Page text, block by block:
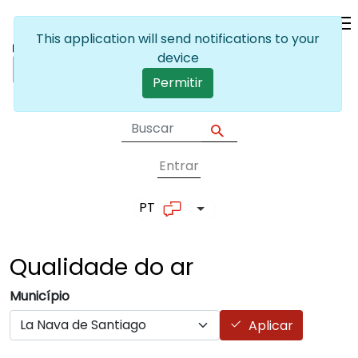
User account
Entrar
PT Lista de ações adicionais
Qualidade do ar
Município
Aplicar
This application will send notifications to your
device
Permitir